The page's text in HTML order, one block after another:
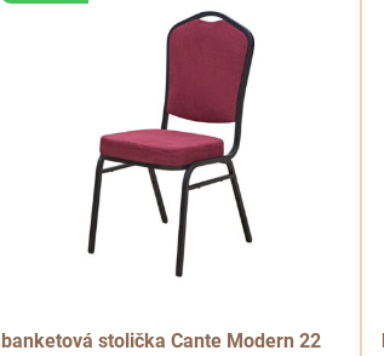
banketová stolička Cante Modern 22